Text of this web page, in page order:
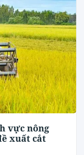
vực nông
xuất cắt